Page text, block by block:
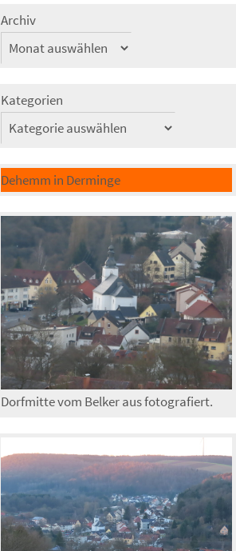
Archiv
Kategorien
Dehemm in Derminge
Dorfmitte vom Belker aus fotografiert.